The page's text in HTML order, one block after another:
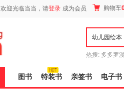
欢迎光临当当，请登录 成为会员 购物车
热搜: 多多罗
图书 特装书 亲签书 电子书